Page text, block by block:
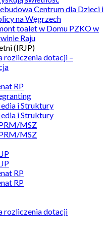
Centrum dla Dzieci i
na Węgrzech
toalet w Domu PZKO w
Raju
(IRJP)
rozliczenia dotacji –
RP
i Struktury
i Struktury
MSZ
MSZ
RP
RP
rozliczenia dotacji